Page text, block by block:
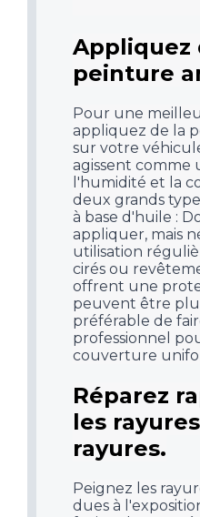
Appliquez
peinture
Pour une
appliquez de la
sur votre
agissent comme
l'humidité et la
deux grands
à base d'huile :
appliquer, mais
utilisation
cirés ou
offrent une
peuvent être
préférable de
professionnel
couverture
Réparez
les
rayures.
Peignez les
dues à